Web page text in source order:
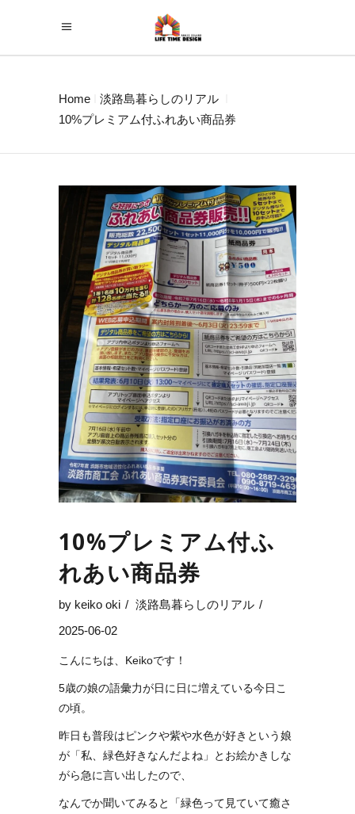
Home
淡路島暮らしのリアル
10%プレミアム付ふれあい商品券
10%プレミアム付ふ
れあい商品券
by keiko oki
淡路島暮らしのリアル
2025-06-02
こんにちは、Keikoです！
5歳の娘の語彙力が日に日に増えている今日こ
の頃。
昨日も普段はピンクや紫や水色が好きという娘
が「私、緑色好きなんだよね」とお絵かきしな
がら急に言い出したので、
なんでか聞いてみると「緑色って見ていて癒さ